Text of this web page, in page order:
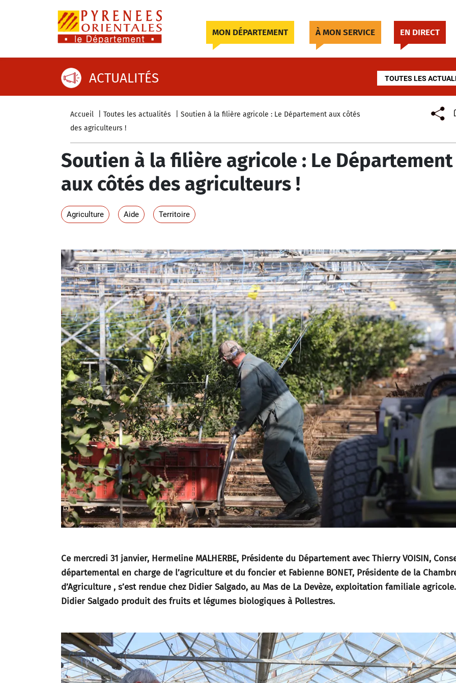
MON DÉPARTEMENT À MON SERVICE EN DIRECT
ACTUALITÉS TOUTES LES
Accueil Toutes les actualités
Soutien à la filière agricole : Le Département aux côtés
des agriculteurs !
Soutien à la filière agricole : Le Département
aux côtés des agriculteurs !
Agriculture Aide Territoire
Ce mercredi 31 janvier, Hermeline MALHERBE, Présidente du Département avec Thierry VOISIN,
départemental en charge de l’agriculture et du foncier et Fabienne BONET, Présidente de la
d’Agriculture , s’est rendue chez Didier Salgado, au Mas de La Devèze, exploitation familiale agricole.
Didier Salgado produit des fruits et légumes biologiques à Pollestres.